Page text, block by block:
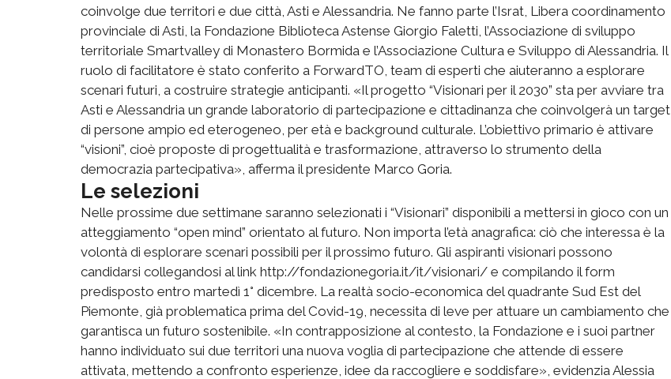
coinvolge due territori e due città, Asti e Alessandria. Ne fanno parte l’Israt, Libera coordinamento
provinciale di Asti, la Fondazione Biblioteca Astense Giorgio Faletti, l’Associazione di sviluppo
territoriale Smartvalley di Monastero Bormida e l’Associazione Cultura e Sviluppo di Alessandria. Il
ruolo di facilitatore è stato conferito a ForwardTO, team di esperti che aiuteranno a esplorare
scenari futuri, a costruire strategie anticipanti. «Il progetto “Visionari per il 2030” sta per avviare tra
Asti e Alessandria un grande laboratorio di partecipazione e cittadinanza che coinvolgerà un target
di persone ampio ed eterogeneo, per età e background culturale. L’obiettivo primario è attivare
“visioni”, cioè proposte di progettualità e trasformazione, attraverso lo strumento della
democrazia partecipativa», afferma il presidente Marco Goria.
Le selezioni
Nelle prossime due settimane saranno selezionati i “Visionari” disponibili a mettersi in gioco con un
atteggiamento “open mind” orientato al futuro. Non importa l’età anagrafica: ciò che interessa è la
volontà di esplorare scenari possibili per il prossimo futuro. Gli aspiranti visionari possono
candidarsi collegandosi al link http://fondazionegoria.it/it/visionari/ e compilando il form
predisposto entro martedì 1° dicembre. La realtà socio-economica del quadrante Sud Est del
Piemonte, già problematica prima del Covid-19, necessita di leve per attuare un cambiamento che
garantisca un futuro sostenibile. «In contrapposizione al contesto, la Fondazione e i suoi partner
hanno individuato sui due territori una nuova voglia di partecipazione che attende di essere
attivata, mettendo a confronto esperienze, idee da raccogliere e soddisfare», evidenzia Alessia